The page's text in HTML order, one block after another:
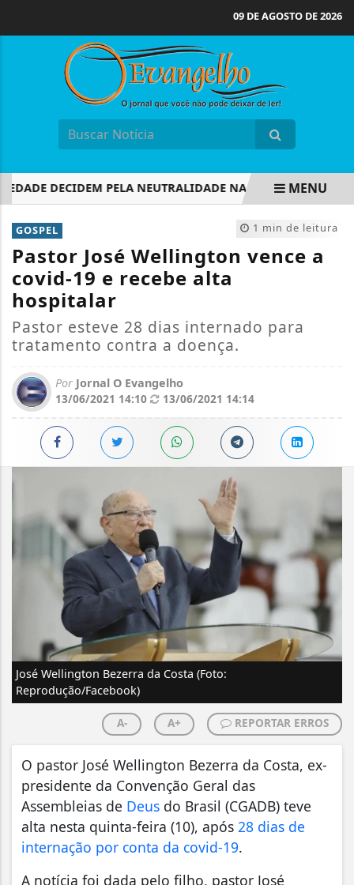
09 DE AGOSTO DE 2026
DECIDEM PELA NEUTRALIDADE NA ELEIÇÃO
EM ALTA
MENU
1 min de leitura
GOSPEL
Pastor José Wellington vence a
covid-19 e recebe alta
hospitalar
Pastor esteve 28 dias internado para
tratamento contra a doença.
Por Jornal O Evangelho
13/06/2021 14:10
13/06/2021 14:14
José Wellington Bezerra da Costa (Foto:
Reprodução/Facebook)
A- A+ REPORTAR ERROS
O pastor José Wellington Bezerra da Costa, ex-
presidente da Convenção Geral das
Assembleias de Deus do Brasil (CGADB) teve
alta nesta quinta-feira (10), após 28 dias de
internação por conta da covid-19.
A notícia foi dada pelo filho, pastor José